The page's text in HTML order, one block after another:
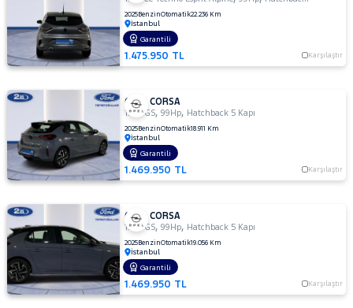
2025BenzinOtomatik22.236 Km
İstanbul
1.475.950 TL Karşılaştır
Garantili
OPEL CORSA
1.2 T GS,99Hp, Hatchback 5 Kapı
2025BenzinOtomatik18.911 Km
İstanbul
1.469.950 TL Karşılaştır
Garantili
OPEL CORSA
1.2 T GS,99Hp, Hatchback 5 Kapı
2025BenzinOtomatik19.056 Km
İstanbul
1.469.950 TL Karşılaştır
Garantili